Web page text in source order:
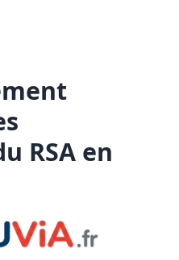
RSA en